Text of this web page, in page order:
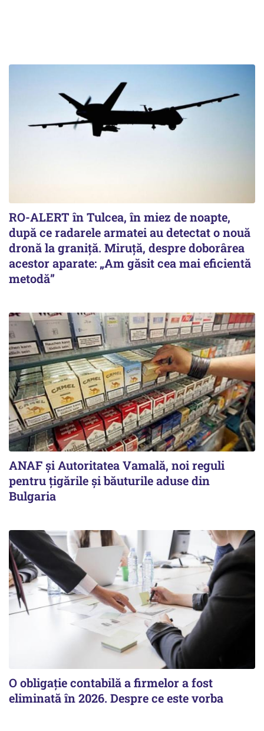
RO-ALERT în Tulcea, în miez de noapte,
după ce radarele armatei au detectat o nouă
dronă la graniță. Miruță, despre doborârea
acestor aparate: „Am găsit cea mai eficientă
metodă”
ANAF și Autoritatea Vamală, noi reguli
pentru țigările și băuturile aduse din
Bulgaria
O obligație contabilă a firmelor a fost
eliminată în 2026. Despre ce este vorba